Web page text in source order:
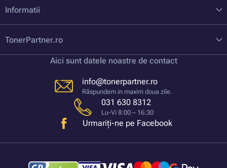
Informatii
TonerPartner.ro
Aici sunt datele noastre de contact
info@tonerpartner.ro
Răspundem in maxim doua zile.
031 630 8312
Lu-Vi 8:00 – 16:30
Urmariți-ne pe Facebook